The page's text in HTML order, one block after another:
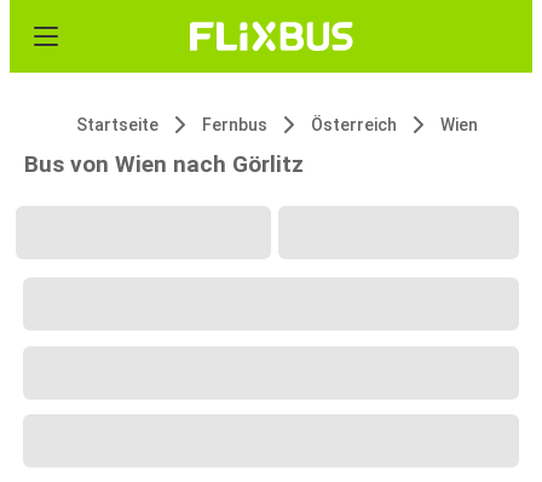
Startseite Fernbus Österreich Wien
Bus von Wien nach Görlitz